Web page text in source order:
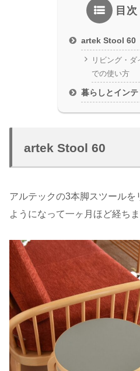
目次
artek Stool 60
リビング・ダ
での使い方
暮らしとインテ
artek Stool 60
アルテックの3本脚スツールを
ようになって一ヶ月ほど経ちま